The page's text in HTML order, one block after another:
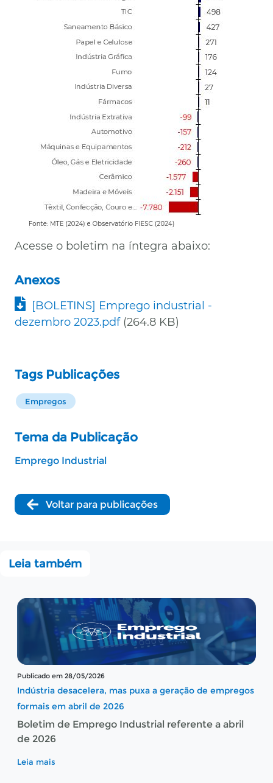
Acesse o boletim na íntegra abaixo:
Anexos
Documento
[BOLETINS] Emprego industrial -
dezembro 2023.pdf (264.8 KB)
Tags Publicações
Empregos
Tema da Publicação
Emprego Industrial
Voltar para publicações
Leia também
Publicado em 28/05/2026
Indústria desacelera, mas puxa a geração de empregos
formais em abril de 2026
Boletim de Emprego Industrial referente a abril
de 2026
Leia mais